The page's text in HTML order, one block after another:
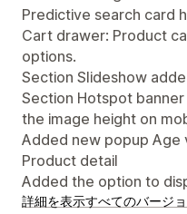
Predictive search card
Cart drawer: Product
options.
Section Slideshow
Section Hotspot
the image height on
Added new popup Age
Product detail
Added the option to
詳細を表示すべてのバージ